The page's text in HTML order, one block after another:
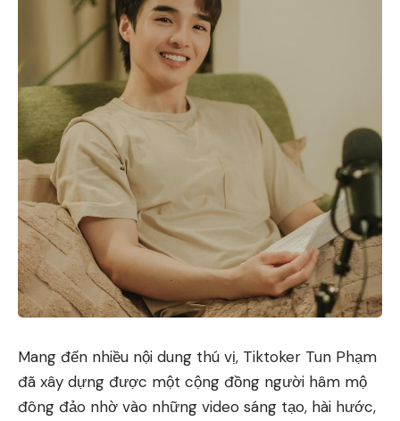
Mang đến nhiều nội dung thú vị, Tiktoker Tun Phạm
đã xây dựng được một cộng đồng người hâm mộ
đông đảo nhờ vào những video sáng tạo, hài hước,